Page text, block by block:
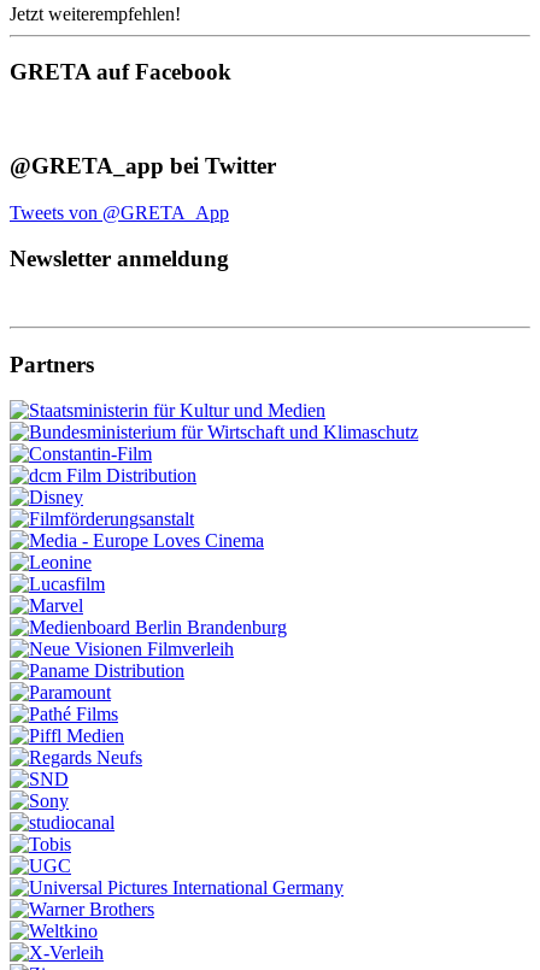
Jetzt weiterempfehlen!
GRETA auf Facebook
@GRETA_app bei Twitter
Tweets von @GRETA_App
Newsletter anmeldung
Partners